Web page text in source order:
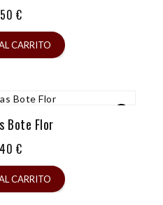
€
CARRITO
Bote Flor
€
CARRITO